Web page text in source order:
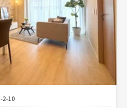
2-10